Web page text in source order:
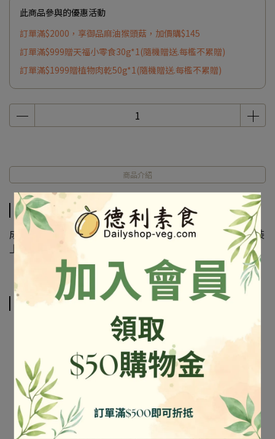
此商品參與的優惠活動
訂單滿$2000，享御品麻油猴頭菇，加價購$145
訂單滿$999贈天福小零食30g*1(隨機贈送.每檻不累贈)
訂單滿$1999贈植物肉乾50g*1(隨機贈送.每檻不累贈)
商品介紹
商品介紹
成份及營養標示如圖所示，若與圖片有差異時，以實際包裝
相關商品